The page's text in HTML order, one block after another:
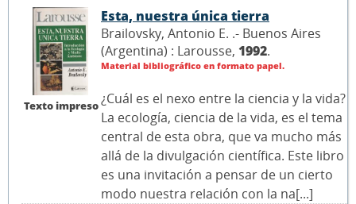
Texto impreso
Esta, nuestra única tierra
Brailovsky, Antonio E. .- Buenos Aires
(Argentina) : Larousse, 1992.
Material bibliográfico en formato papel.
¿Cuál es el nexo entre la ciencia y la vida?
La ecología, ciencia de la vida, es el tema
central de esta obra, que va mucho más
allá de la divulgación científica. Este libro
es una invitación a pensar de un cierto
modo nuestra relación con la na[...]